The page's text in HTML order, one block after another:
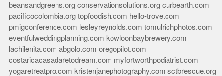
beansandgreens.org conservationsolutions.org curbearth.com
pacificocolombia.org topfoodish.com hello-trove.com
pmigconference.com lesleyreynolds.com tomulrichphotos.com
eventfulweddingplanning.com kowloonbaybrewery.com
lachilenita.com abgolo.com oregopilot.com
costaricacasadaretodream.com myfortworthpodiatrist.com
yogaretreatpro.com kristenjanephotography.com sctbrescue.org